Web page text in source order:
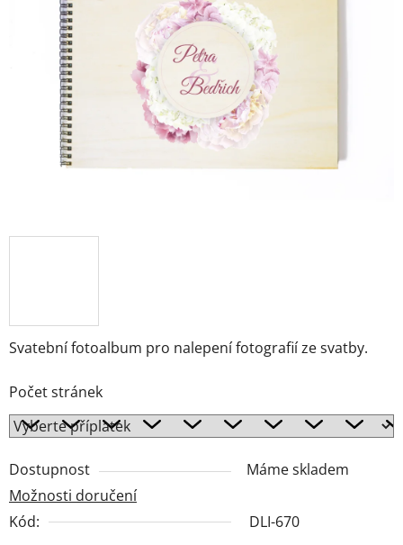
Svatební fotoalbum pro nalepení fotografií ze svatby.
Počet stránek
Dostupnost
Máme skladem
Možnosti doručení
Kód:
DLI-670
hvězdiček.